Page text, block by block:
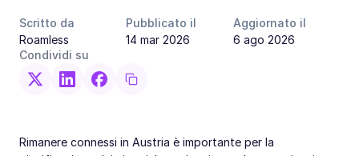
Scritto da
Roamless
Pubblicato il
14 mar 2026
Aggiornato il
6 ago 2026
Condividi su
Rimanere connessi in Austria è importante per la